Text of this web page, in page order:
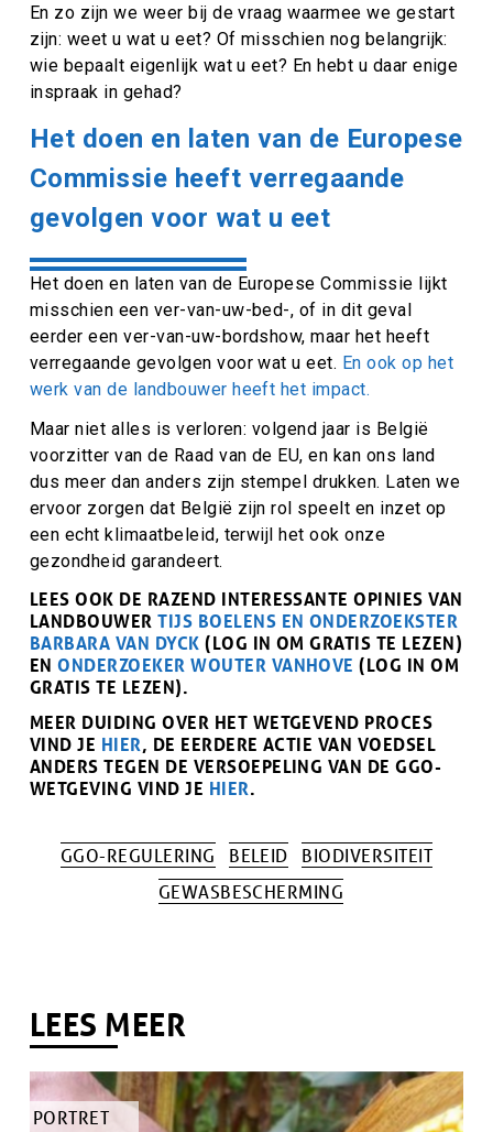
En zo zijn we weer bij de vraag waarmee we gestart
zijn: weet u wat u eet? Of misschien nog belangrijk:
wie bepaalt eigenlijk wat u eet? En hebt u daar enige
inspraak in gehad?
Het doen en laten van de Europese
Commissie heeft verregaande
gevolgen voor wat u eet
Het doen en laten van de Europese Commissie lijkt
misschien een ver-van-uw-bed-, of in dit geval
eerder een ver-van-uw-bordshow, maar het heeft
verregaande gevolgen voor wat u eet. En ook op het
werk van de landbouwer heeft het impact.
Maar niet alles is verloren: volgend jaar is België
voorzitter van de Raad van de EU, en kan ons land
dus meer dan anders zijn stempel drukken. Laten we
ervoor zorgen dat België zijn rol speelt en inzet op
een echt klimaatbeleid, terwijl het ook onze
gezondheid garandeert.
LEES OOK DE RAZEND INTERESSANTE OPINIES VAN
LANDBOUWERTIJS BOELENS EN ONDERZOEKSTER
BARBARA VAN DYCK (LOG IN OM GRATIS TE LEZEN)
ENONDERZOEKER WOUTER VANHOVE (LOG IN OM
GRATIS TE LEZEN).
MEER DUIDING OVER HET WETGEVEND PROCES
VIND JE HIER, DE EERDERE ACTIE VAN VOEDSEL
ANDERS TEGEN DE VERSOEPELING VAN DE GGO-
WETGEVING VIND JE HIER.
TagsGGO-REGULERING BELEID
BIODIVERSITEIT
GEWASBESCHERMING
LEES MEER
TYPE
PORTRET